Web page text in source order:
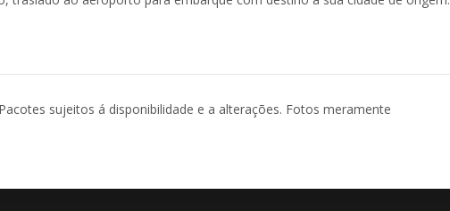
sujeitos á disponibilidade e a alterações. Fotos meramente